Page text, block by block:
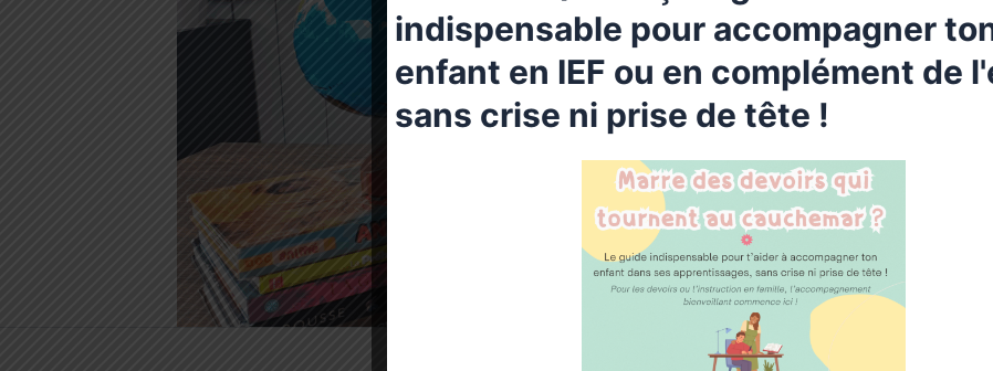
indispensable pour accompagner
enfant en IEF ou en complément de
sans crise ni prise de tête !